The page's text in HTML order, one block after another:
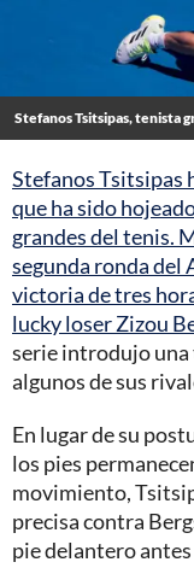
Stefanos Tsitsipas, tenista
Stefanos Tsitsipas
que ha sido
grandes del tenis.
segunda ronda del
victoria de tres
lucky loser Zizou
serie introdujo una
algunos de sus
En lugar de su
los pies
movimiento,
precisa contra
pie delantero